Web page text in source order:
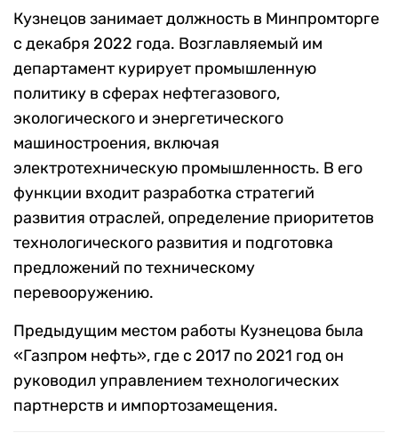
Кузнецов занимает должность в Минпромторге
с декабря 2022 года. Возглавляемый им
департамент курирует промышленную
политику в сферах нефтегазового,
экологического и энергетического
машиностроения, включая
электротехническую промышленность. В его
функции входит разработка стратегий
развития отраслей, определение приоритетов
технологического развития и подготовка
предложений по техническому
перевооружению.
Предыдущим местом работы Кузнецова была
«Газпром нефть», где с 2017 по 2021 год он
руководил управлением технологических
партнерств и импортозамещения.